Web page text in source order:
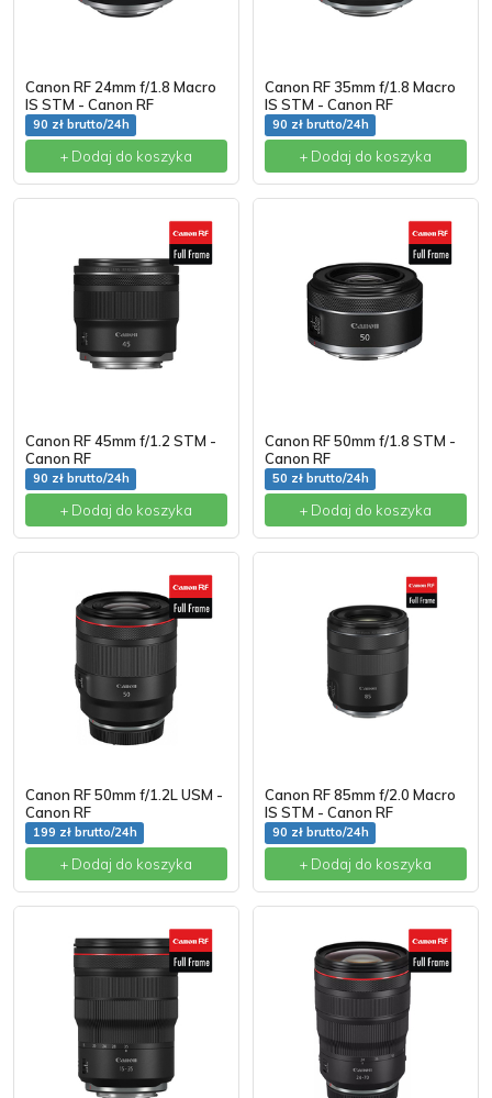
Canon RF 24mm f/1.8 Macro
IS STM - Canon RF
90 zł brutto/24h
+ Dodaj do koszyka
Canon RF 35mm f/1.8 Macro
IS STM - Canon RF
90 zł brutto/24h
+ Dodaj do koszyka
Canon RF 45mm f/1.2 STM -
Canon RF
90 zł brutto/24h
+ Dodaj do koszyka
Canon RF 50mm f/1.8 STM -
Canon RF
50 zł brutto/24h
+ Dodaj do koszyka
Canon RF 50mm f/1.2L USM -
Canon RF
199 zł brutto/24h
+ Dodaj do koszyka
Canon RF 85mm f/2.0 Macro
IS STM - Canon RF
90 zł brutto/24h
+ Dodaj do koszyka